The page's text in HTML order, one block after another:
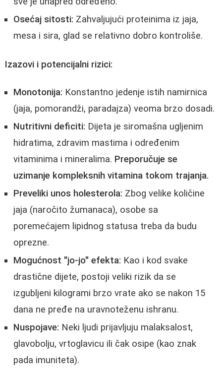
Osećaj sitosti: Zahvaljujući proteinima iz jaja,
mesa i sira, glad se relativno dobro kontroliše.
Izazovi i potencijalni rizici:
Monotonija: Konstantno jedenje istih namirnica
(jaja, pomorandži, paradajza) veoma brzo dosadi.
Nutritivni deficiti: Dijeta je siromašna ugljenim
hidratima, zdravim mastima i određenim
vitaminima i mineralima. Preporučuje se
uzimanje kompleksnih vitamina tokom trajanja.
Preveliki unos holesterola: Zbog velike količine
jaja (naročito žumanaca), osobe sa
poremećajem lipidnog statusa treba da budu
oprezne.
Mogućnost "jo-jo" efekta: Kao i kod svake
drastične dijete, postoji veliki rizik da se
izgubljeni kilogrami brzo vrate ako se nakon 15
dana ne pređe na uravnoteženu ishranu.
Nuspojave: Neki ljudi prijavljuju malaksalost,
glavobolju, vrtoglavicu ili čak osipe (kao znak
pada imuniteta).